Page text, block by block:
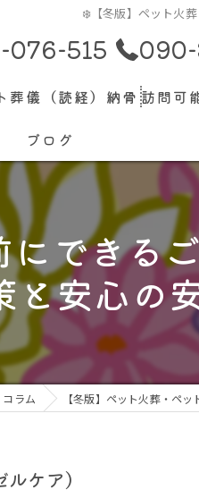
❄️【冬版】ペット火
076-515
葬儀（読経）納骨 訪問可
ブログ
できる
と安心の
コラム 【冬版】ペット火葬・ペ
ケア）